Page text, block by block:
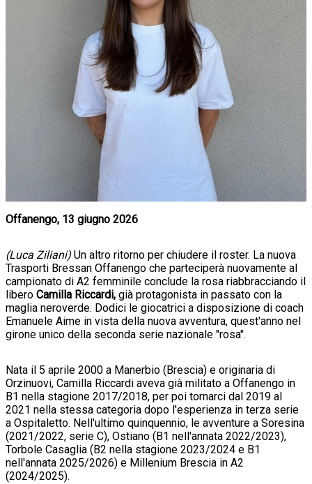
Offanengo, 13 giugno 2026
(Luca Ziliani) Un altro ritorno per chiudere il roster. La nuova
Trasporti Bressan Offanengo che parteciperà nuovamente al
campionato di A2 femminile conclude la rosa riabbracciando il
libero Camilla Riccardi, già protagonista in passato con la
maglia neroverde. Dodici le giocatrici a disposizione di coach
Emanuele Aime in vista della nuova avventura, quest'anno nel
girone unico della seconda serie nazionale "rosa".
Nata il 5 aprile 2000 a Manerbio (Brescia) e originaria di
Orzinuovi, Camilla Riccardi aveva già militato a Offanengo in
B1 nella stagione 2017/2018, per poi tornarci dal 2019 al
2021 nella stessa categoria dopo l'esperienza in terza serie
a Ospitaletto. Nell'ultimo quinquennio, le avventure a Soresina
(2021/2022, serie C), Ostiano (B1 nell'annata 2022/2023),
Torbole Casaglia (B2 nella stagione 2023/2024 e B1
nell'annata 2025/2026) e Millenium Brescia in A2
(2024/2025).